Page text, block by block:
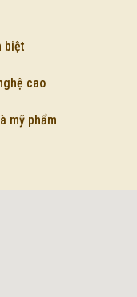
biệt
cao
mỹ phẩm